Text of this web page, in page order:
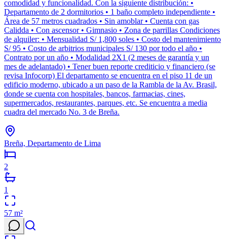
comodidad y funcionalidad. Con la siguiente distribución: •
Departamento de 2 dormitorios • 1 baño completo independiente •
Área de 57 metros cuadrados • Sin amoblar • Cuenta con gas
Calidda • Con ascensor • Gimnasio • Zona de parrillas Condiciones
de alquiler: • Mensualidad S/ 1,800 soles • Costo del mantenimiento
S/ 95 • Costo de arbitrios municipales S/ 130 por todo el año •
Contrato por un año • Modalidad 2X1 (2 meses de garantía y un
mes de adelantado) • Tener buen reporte crediticio y financiero (se
revisa Infocorp) El departamento se encuentra en el piso 11 de un
edificio moderno, ubicado a un paso de la Rambla de la Av. Brasil,
donde se cuenta con hospitales, bancos, farmacias, cines,
supermercados, restaurantes, parques, etc. Se encuentra a media
cuadra del mercado No. 3 de Breña.
Breña, Departamento de Lima
2
1
57 m²